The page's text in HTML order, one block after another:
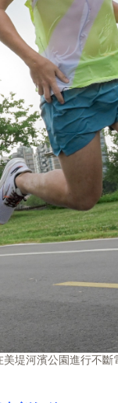
美堤河濱公園進行不